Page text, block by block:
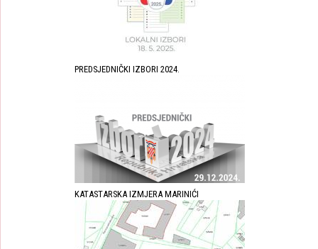
PREDSJEDNIČKI IZBORI 2024.
KATASTARSKA IZMJERA MARINIĆI